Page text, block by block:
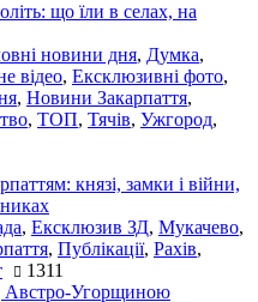
що їли в селах, на
новини дня, Думка,
відео, Ексклюзивні фото,
, Новини Закарпаття,
, ТОП, Тячів, Ужгород,
князі, замки і війни,
, Ексклюзив ЗД, Мукачево,
, Публікації, Рахів,
1311